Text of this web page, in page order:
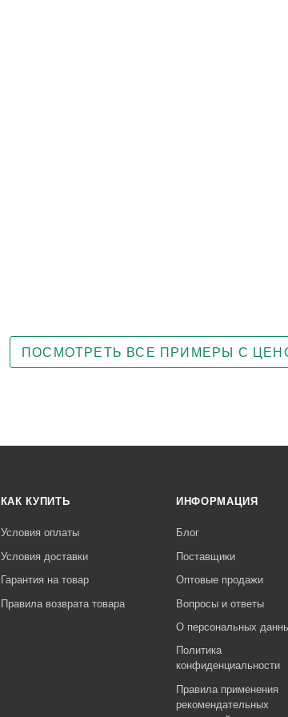
ПОСМОТРЕТЬ ВСЕ ПРИМЕРЫ С
КАК КУПИТЬ
Условия оплаты
Условия доставки
Гарантия на товар
Правила возврата товара
ИНФОРМАЦИЯ
Блог
Поставщики
Оптовые продажи
Вопросы и ответы
О персональных
Политика
конфиденциальности
Правила применения
рекомендательных